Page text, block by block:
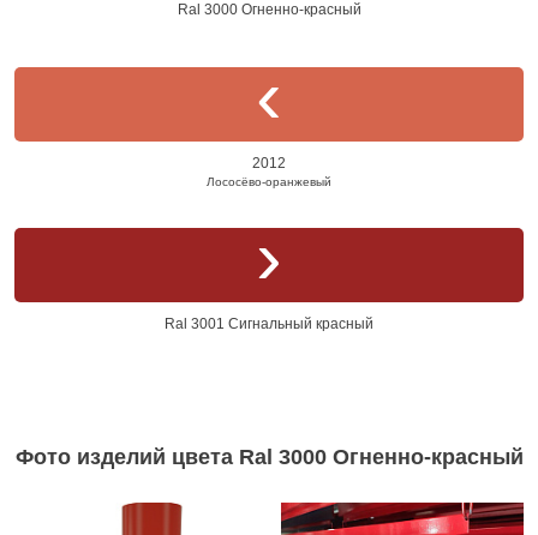
2012
Лососёво-оранжевый
Ral 3000 Огненно-красный
Ral 3001 Сигнальный красный
Фото изделий цвета Ral 3000 Огненно-красный